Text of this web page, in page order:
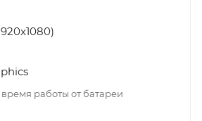
работы от батареи